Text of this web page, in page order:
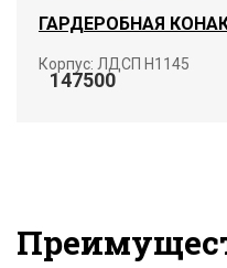
ГАРДЕРОБНАЯ
Корпус: ЛДСП Н1145
147500